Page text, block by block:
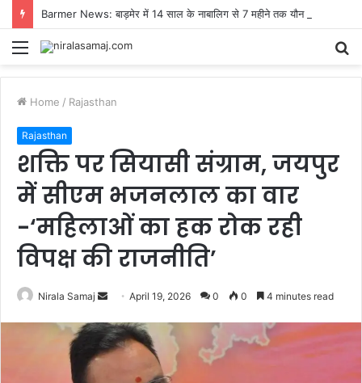
Menu
Home / Rajasthan
Rajasthan
शक्ति पर सियासी संग्राम, जयपुर
में सीएम भजनलाल का वार
-‘महिलाओं का हक रोक रही
विपक्ष की राजनीति’
Nirala Samaj
Send
email
April 19, 2026 0 0 4 minutes read